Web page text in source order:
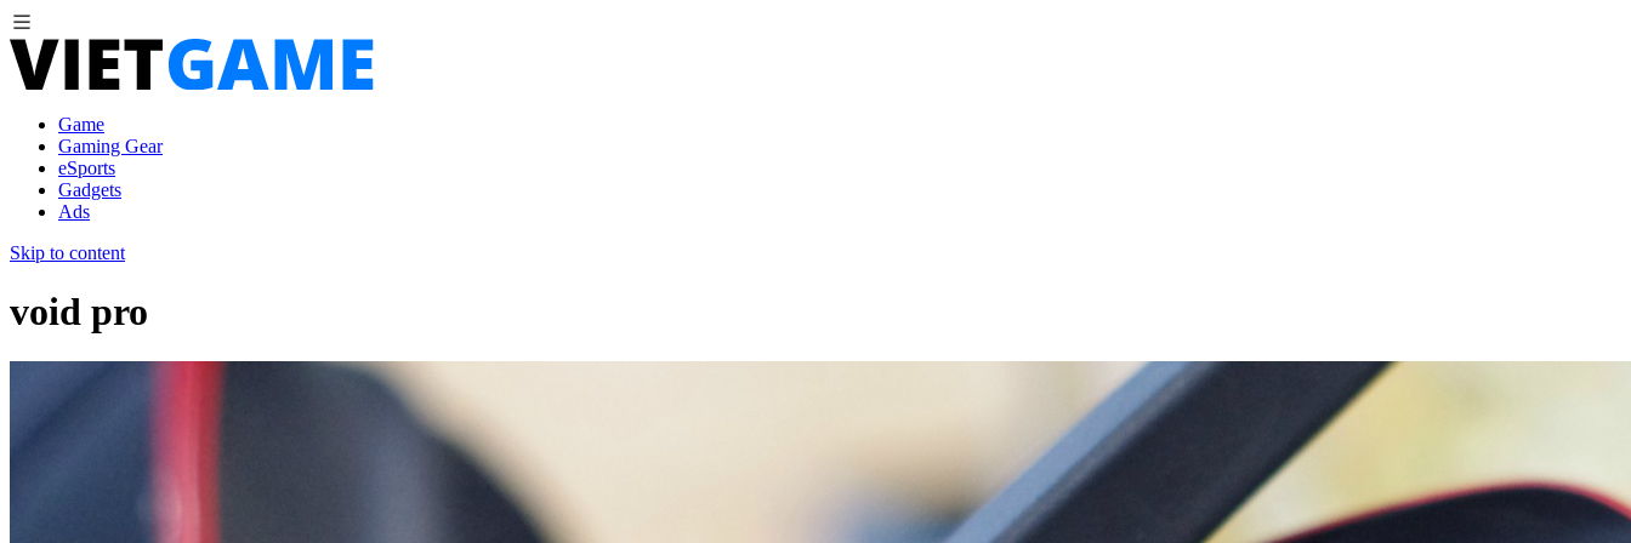
Game
Gaming Gear
eSports
Gadgets
Ads
Skip to content
void pro